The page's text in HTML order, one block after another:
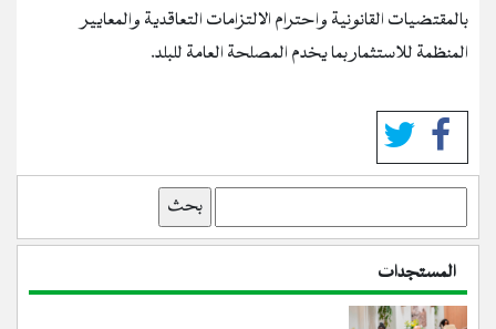
بالمقتضيات القانونية واحترام الالتزامات التعاقدية والمعايير
المنظمة للاستثمار بما يخدم المصلحة العامة للبلد.
المستجدات